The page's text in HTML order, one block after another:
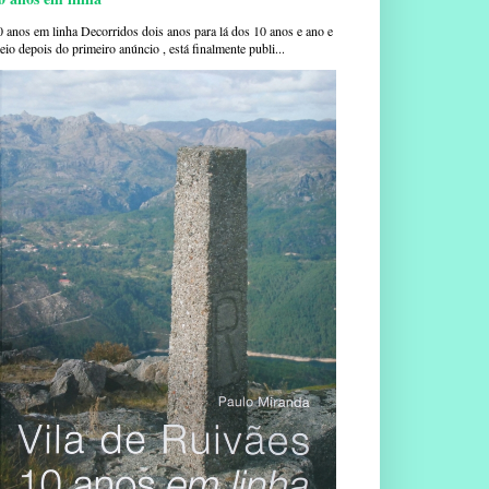
anos em linha Decorridos dois anos para lá dos 10 anos e ano e
depois do primeiro anúncio , está finalmente publi...